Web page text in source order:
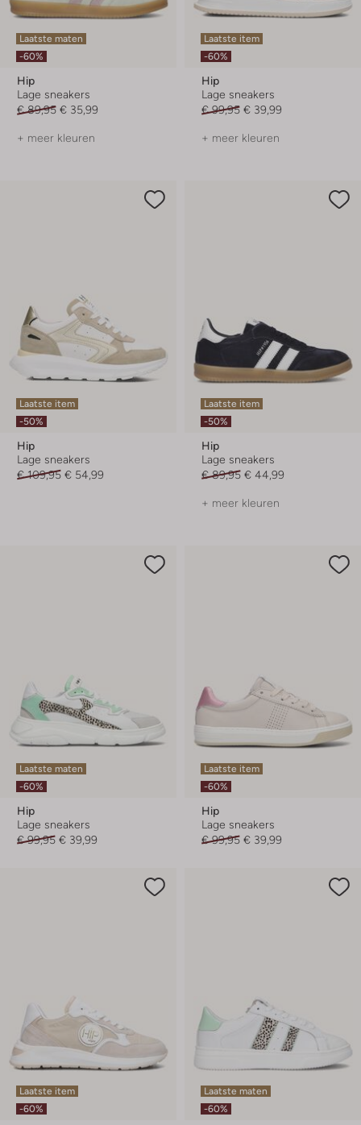
Laatste maten
-60%
Hip
Lage sneakers
€ 89,95 € 35,99
+ meer kleuren
Laatste item
-60%
Hip
Lage sneakers
€ 99,95 € 39,99
+ meer kleuren
Laatste item
-50%
Hip
Lage sneakers
€ 109,95 € 54,99
Laatste item
-50%
Hip
Lage sneakers
€ 89,95 € 44,99
+ meer kleuren
Laatste maten
-60%
Hip
Lage sneakers
€ 99,95 € 39,99
Laatste item
-60%
Hip
Lage sneakers
€ 99,95 € 39,99
Laatste item
-60%
Laatste maten
-60%